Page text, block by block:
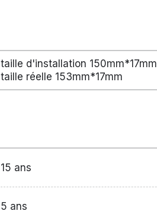
taille d'installation 150mm*17mm
taille réelle 153mm*17mm
15 ans
5 ans